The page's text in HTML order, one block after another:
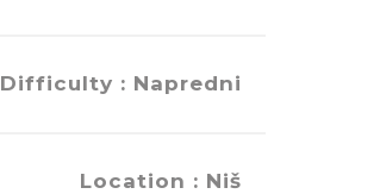
Difficulty : Napredni
Location : Niš